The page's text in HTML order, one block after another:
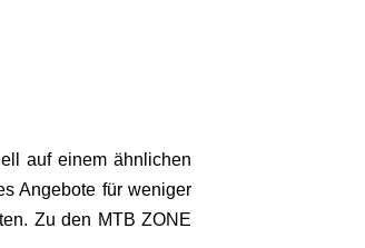
auf einem ähnlichen
Angebote für weniger
Zu den MTB ZONE